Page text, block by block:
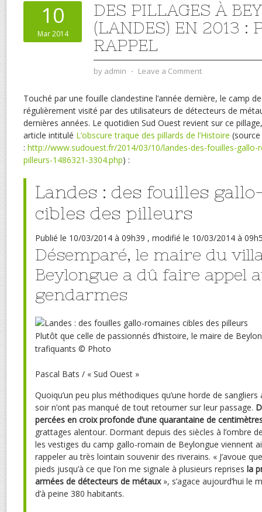
10
Mar 2014
DES PILLAGES À
(LANDES) EN 2013 :
RAPPEL
by admin ⋅ Leave a Comment
Touché par une fouille clandestine l’année dernière, le camp
régulièrement visité par des utilisateurs de détecteurs de
dernières années. Le quotidien Sud Ouest revient sur ce
article intitulé L’obscure traque des pillards de l’Histoire (source
: http://www.sudouest.fr/2014/03/10/landes-des-fouilles-gallo-
pilleurs-1486321-3304.php) :
Landes : des fouilles
cibles des pilleurs
Publié le 10/03/2014 à 09h39 , modifié le 10/03/2014 à
Désemparé, le maire du
Beylongue a dû faire appel
gendarmes
Plutôt que celle de passionnés d’histoire, le maire de
trafiquants © Photo
Pascal Bats / « Sud Ouest »
Quoiqu’un peu plus méthodiques qu’une horde de
soir n’ont pas manqué de tout retourner sur leur passage.
percées en croix profonde d’une quarantaine de
grattages alentour. Dormant depuis des siècles à l’ombre
les vestiges du camp gallo-romain de Beylongue viennent
rappeler au très lointain souvenir des riverains. « J’avoue
pieds jusqu’à ce que l’on me signale à plusieurs reprises la
armées de détecteurs de métaux», s’agace aujourd’hui le
d’à peine 380 habitants.